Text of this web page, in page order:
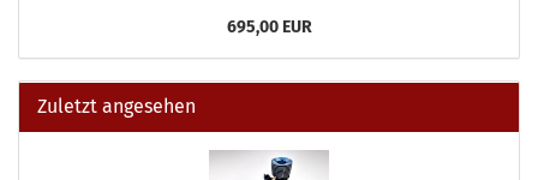
695,00 EUR
Zuletzt angesehen